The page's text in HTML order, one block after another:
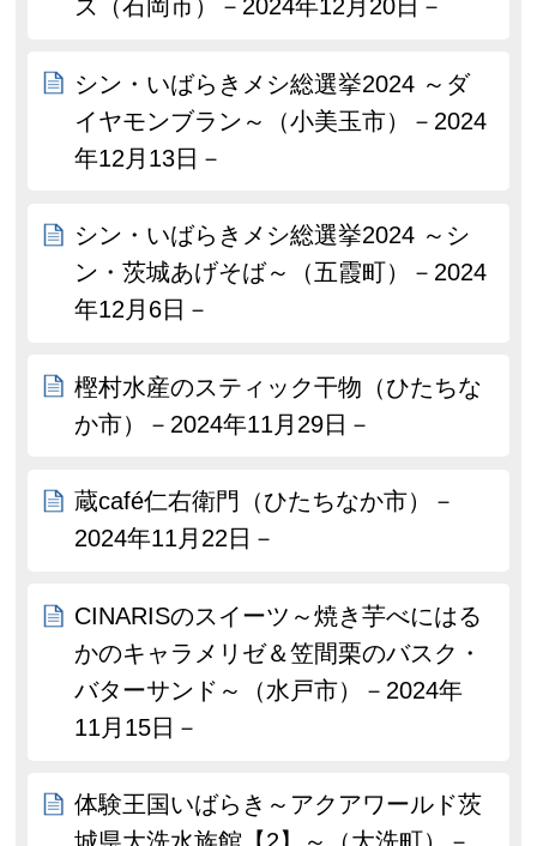
ズ（石岡市）－2024年12月20日－
シン・いばらきメシ総選挙2024 ～ダ
イヤモンブラン～（小美玉市）－2024
年12月13日－
シン・いばらきメシ総選挙2024 ～シ
ン・茨城あげそば～（五霞町）－2024
年12月6日－
樫村水産のスティック干物（ひたちな
か市）－2024年11月29日－
蔵café仁右衛門（ひたちなか市）－
2024年11月22日－
CINARISのスイーツ～焼き芋べにはる
かのキャラメリゼ＆笠間栗のバスク・
バターサンド～（水戸市）－2024年
11月15日－
体験王国いばらき～アクアワールド茨